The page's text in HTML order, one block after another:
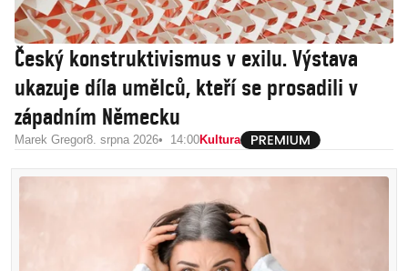
Český konstruktivismus v exilu. Výstava
ukazuje díla umělců, kteří se prosadili v
západním Německu
Marek Gregor8. srpna 2026 14:00Kultura